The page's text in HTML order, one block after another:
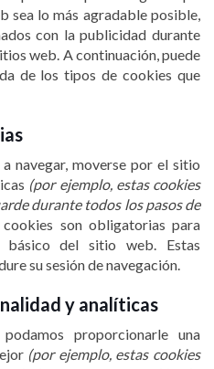
sea lo más agradable posible,
con la publicidad durante
web. A continuación, puede
de los tipos de cookies que
navegar, moverse por el sitio
(por ejemplo, estas cookies
durante todos los pasos de
cookies son obligatorias para
básico del sitio web. Estas
su sesión de navegación.
y analíticas
proporcionarle una
(por ejemplo, estas cookies